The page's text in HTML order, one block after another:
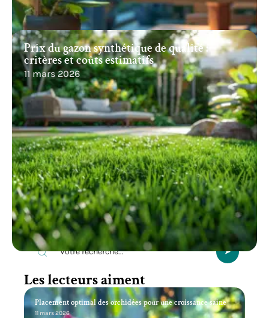
Prix du gazon synthétique de qualité :
critères et coûts estimatifs
11 mars 2026
Recherche
Les lecteurs aiment
Placement optimal des orchidées pour une croissance saine
11 mars 2026